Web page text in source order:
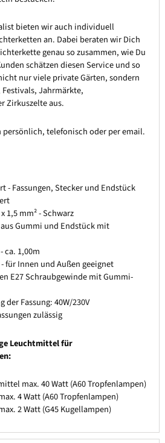
bieten wir auch individuell
an. Dabei beraten wir Dich
genau so zusammen, wie Du
schätzen diesen Service und so
nur viele private Gärten, sondern
Jahrmärkte,
Zirkuszelte aus.
persönlich, telefonisch oder per email.
- Fassungen, Stecker und Endstück
1,5 mm² - Schwarz
Gummi und Endstück mit
ca. 1,00m
für Innen und Außen geeignet
E27 Schraubgewinde mit Gummi-
der Fassung: 40W/230V
zulässig
Leuchtmittel für
max. 40 Watt (A60 Tropfenlampen)
4 Watt (A60 Tropfenlampen)
2 Watt (G45 Kugellampen)